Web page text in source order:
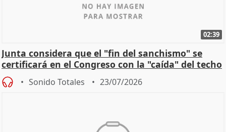
02:39
Junta considera que el "fin del sanchismo" se
certificará en el Congreso con la "caída" del techo
de
Sonido Totales 23/07/2026